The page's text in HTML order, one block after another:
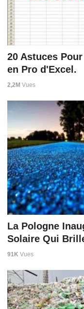
20 Astuces
en Pro d'Excel.
2,2M Vues
La Pologne
Solaire Qui
91K Vues